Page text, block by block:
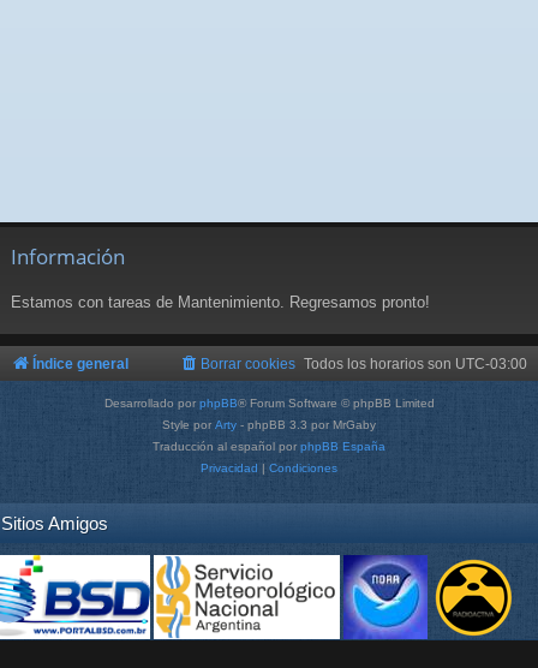
Información
Estamos con tareas de Mantenimiento. Regresamos pronto!
Índice general Todos los horarios son UTC-03:00
Borrar cookies
Desarrollado por phpBB® Forum Software © phpBB Limited
Style por Arty - phpBB 3.3 por MrGaby
Traducción al español por phpBB España
Privacidad | Condiciones
Sitios Amigos